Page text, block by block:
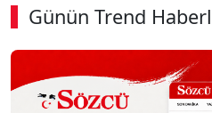
Günün Trend
00:01 / 08:06